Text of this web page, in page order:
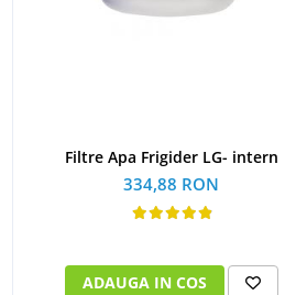
Filtre Apa Frigider LG- intern
334,88 RON
ADAUGA IN COS